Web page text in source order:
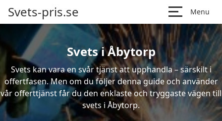
Svets-pris.se Menu
Svets i Åbytorp
Svets kan vara en svår tjänst att upphandla – särskilt i
offertfasen. Men om du följer denna guide och använder
vår offerttjänst får du den enklaste och tryggaste vägen till
svets i Åbytorp.